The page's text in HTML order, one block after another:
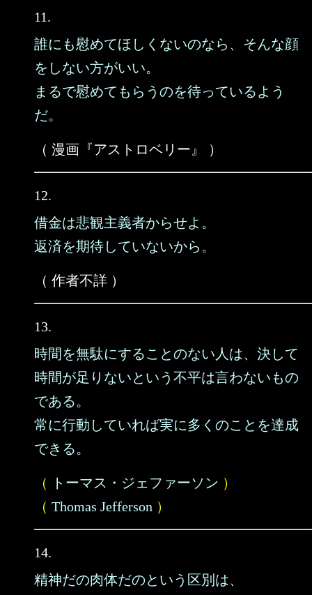
11.
誰にも慰めてほしくないのなら、そんな顔
をしない方がいい。
まるで慰めてもらうのを待っているよう
だ。
（ 漫画『アストロベリー』 ）
12.
借金は悲観主義者からせよ。
返済を期待していないから。
（ 作者不詳 ）
13.
時間を無駄にすることのない人は、決して
時間が足りないという不平は言わないもの
である。
常に行動していれば実に多くのことを達成
できる。
（ トーマス・ジェファーソン ）
（ Thomas Jefferson ）
14.
精神だの肉体だのという区別は、